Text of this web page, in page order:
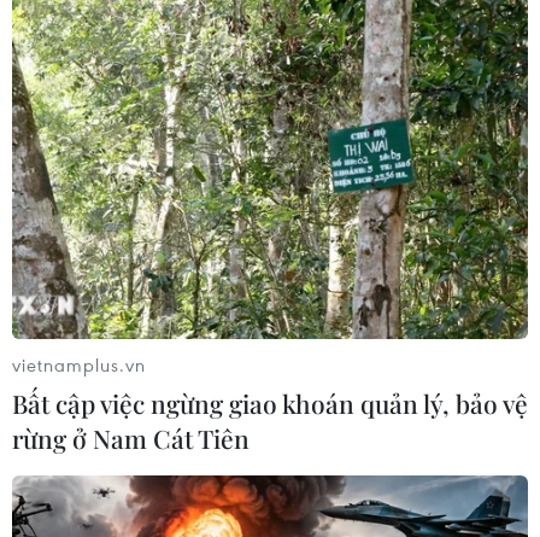
vietnamplus.vn
Bất cập việc ngừng giao khoán quản lý, bảo vệ
rừng ở Nam Cát Tiên